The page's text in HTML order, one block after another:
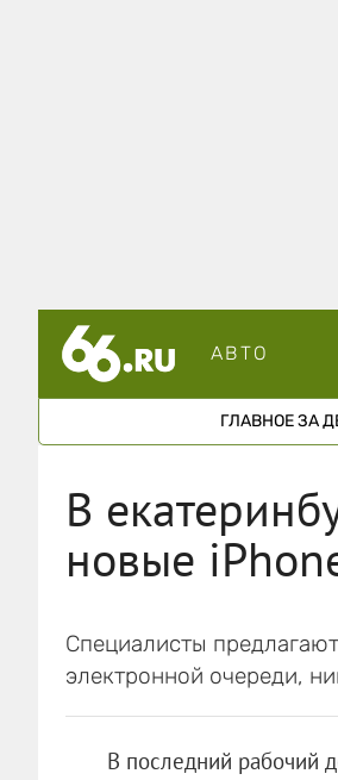
АВТО
ГЛАВНОЕ ЗА
В
новые
Специалисты
электронной очереди,
В последний рабочий